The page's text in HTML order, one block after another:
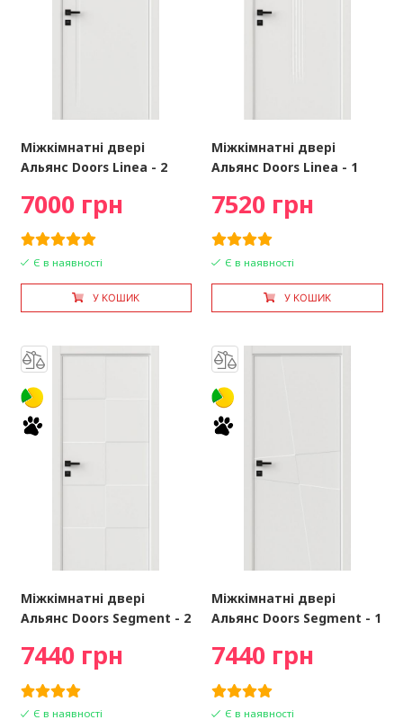
Міжкімнатні двері
Альянс Doors Linea - 2
7000 грн
Є в наявності
У КОШИК
Міжкімнатні двері
Альянс Doors Linea - 1
7520 грн
Є в наявності
У КОШИК
Міжкімнатні двері
Альянс Doors Segment - 2
7440 грн
Є в наявності
Міжкімнатні двері
Альянс Doors Segment - 1
7440 грн
Є в наявності